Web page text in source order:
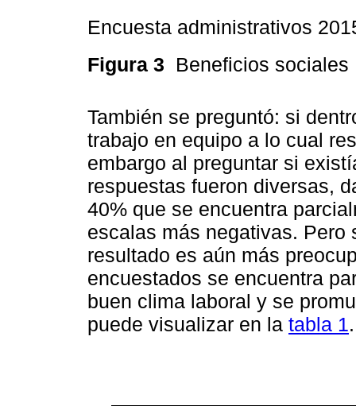
Encuesta administrativos
Figura 3 Beneficios sociales
También se preguntó: si
trabajo en equipo a lo cual
embargo al preguntar si
respuestas fueron diversas,
40% que se encuentra
escalas más negativas. Pero
resultado es aún más
encuestados se encuentra
buen clima laboral y se
puede visualizar en la tabla 1 .